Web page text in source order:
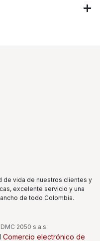
de vida de nuestros clientes y
excelente servicio y una
de todo Colombia.
2050 s.a.s.
Comercio electrónico de